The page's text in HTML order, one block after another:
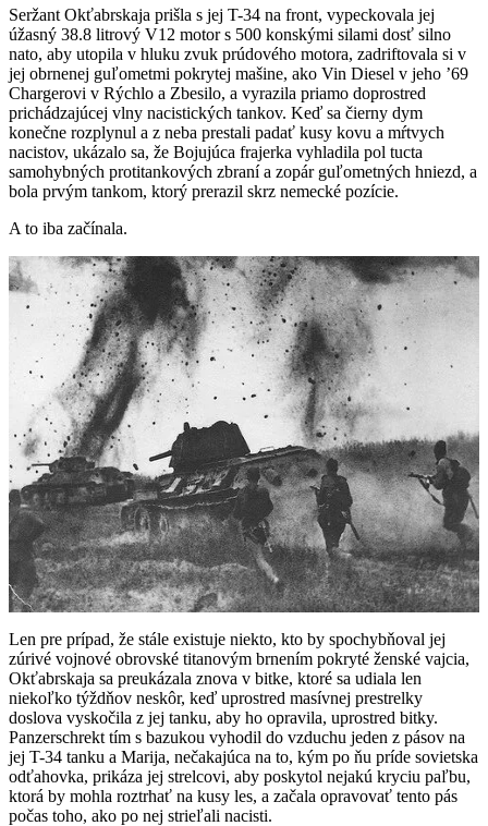
Seržant Okťabrskaja prišla s jej T-34 na front, vypeckovala jej
úžasný 38.8 litrový V12 motor s 500 konskými silami dosť silno
nato, aby utopila v hluku zvuk prúdového motora, zadriftovala si v
jej obrnenej guľometmi pokrytej mašine, ako Vin Diesel v jeho ’69
Chargerovi v Rýchlo a Zbesilo, a vyrazila priamo doprostred
prichádzajúcej vlny nacistických tankov. Keď sa čierny dym
konečne rozplynul a z neba prestali padať kusy kovu a mŕtvych
nacistov, ukázalo sa, že Bojujúca frajerka vyhladila pol tucta
samohybných protitankových zbraní a zopár guľometných hniezd, a
bola prvým tankom, ktorý prerazil skrz nemecké pozície.
A to iba začínala.
Len pre prípad, že stále existuje niekto, kto by spochybňoval jej
zúrivé vojnové obrovské titanovým brnením pokryté ženské vajcia,
Okťabrskaja sa preukázala znova v bitke, ktoré sa udiala len
niekoľko týždňov neskôr, keď uprostred masívnej prestrelky
doslova vyskočila z jej tanku, aby ho opravila, uprostred bitky.
Panzerschrekt tím s bazukou vyhodil do vzduchu jeden z pásov na
jej T-34 tanku a Marija, nečakajúca na to, kým po ňu príde sovietska
odťahovka, prikáza jej strelcovi, aby poskytol nejakú kryciu paľbu,
ktorá by mohla roztrhať na kusy les, a začala opravovať tento pás
počas toho, ako po nej strieľali nacisti.